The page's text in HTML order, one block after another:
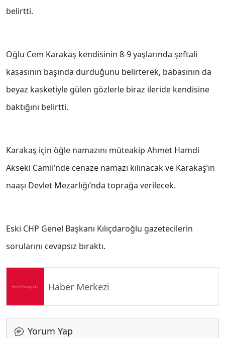
belirtti.
Oğlu Cem Karakaş kendisinin 8-9 yaşlarında şeftali
kasasının başında durduğunu belirterek, babasının da
beyaz kasketiyle gülen gözlerle biraz ileride kendisine
baktığını belirtti.
Karakaş için öğle namazını müteakip Ahmet Hamdi
Akseki Camii’nde cenaze namazı kılınacak ve Karakaş’ın
naaşı Devlet Mezarlığı’nda toprağa verilecek.
Eski CHP Genel Başkanı Kılıçdaroğlu gazetecilerin
sorularını cevapsız bıraktı.
Haber Merkezi
Yorum Yap